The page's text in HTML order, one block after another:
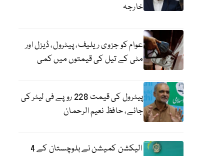
خارجہ
عوام کو جزوی ریلیف، پیٹرول، ڈیزل اور
مٹی کے تیل کی قیمتوں میں کمی
پیٹرول کی قیمت 228 روپے فی لیٹر کی
جائے، حافظ نعیم الرحمان
الیکشن کمیشن نے بلوچستان کے 4